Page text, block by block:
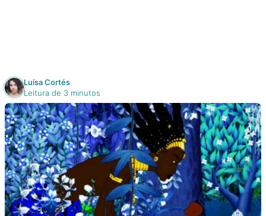
Cursos On line
E-Books
Eventos
Podcast
Luísa Cortés
Leitura de 3 minutos